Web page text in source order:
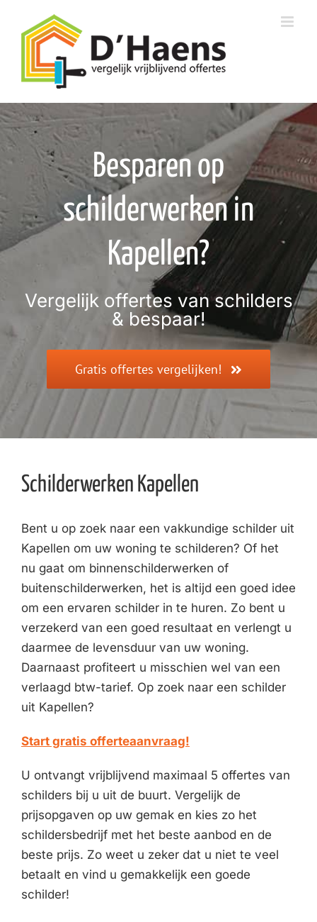
content
Besparen op
schilderwerken in
Kapellen?
Vergelijk offertes van schilders
& bespaar!
Gratis offertes vergelijken!
Schilderwerken Kapellen
Bent u op zoek naar een vakkundige schilder uit
Kapellen om uw woning te schilderen? Of het
nu gaat om binnenschilderwerken of
buitenschilderwerken, het is altijd een goed idee
om een ervaren schilder in te huren. Zo bent u
verzekerd van een goed resultaat en verlengt u
daarmee de levensduur van uw woning.
Daarnaast profiteert u misschien wel van een
verlaagd btw-tarief. Op zoek naar een schilder
uit Kapellen?
Start gratis offerteaanvraag!
U ontvangt vrijblijvend maximaal 5 offertes van
schilders bij u uit de buurt. Vergelijk de
prijsopgaven op uw gemak en kies zo het
schildersbedrijf met het beste aanbod en de
beste prijs. Zo weet u zeker dat u niet te veel
betaalt en vind u gemakkelijk een goede
schilder!